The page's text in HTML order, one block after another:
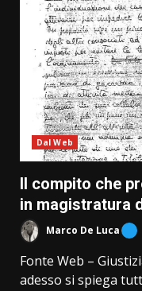
Dal Web
Il compito che
in magistratura
Marco De Luca
Fonte Web –
adesso si spiega